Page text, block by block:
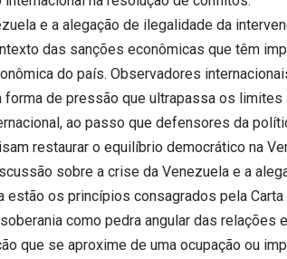
e a alegação de ilegalidade da
das sanções econômicas que têm
do país. Observadores
forma de pressão que ultrapassa os
ao passo que defensores da
restaurar o equilíbrio democrático na
sobre a crise da Venezuela e a
estão os princípios consagrados pela
como pedra angular das relações
que se aproxime de uma ocupação ou